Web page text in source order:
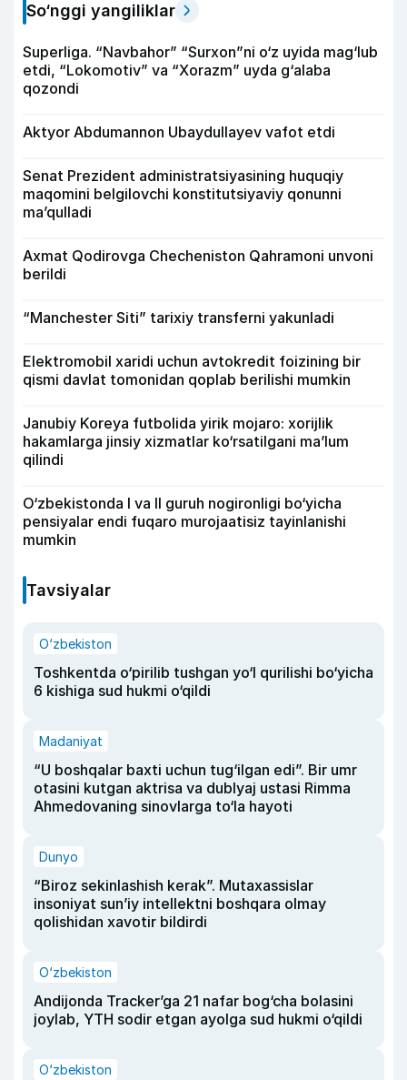
So‘nggi yangiliklar
Superliga. “Navbahor” “Surxon”ni o‘z uyida mag‘lub
etdi, “Lokomotiv” va “Xorazm” uyda g‘alaba
qozondi
Aktyor Abdu­mannon Ubaydullayev vafot etdi
Senat Prezident administratsiyasining huquqiy
maqomini belgilovchi konstitutsiyaviy qonunni
ma’qulladi
Axmat Qodirovga Checheniston Qahramoni unvoni
berildi
“Manchester Siti” tarixiy transferni yakunladi
Elektromobil xaridi uchun avtokredit foizining bir
qismi davlat tomonidan qoplab berilishi mumkin
Janubiy Koreya futbolida yirik mojaro: xorijlik
hakamlarga jinsiy xizmatlar ko‘rsatilgani ma’lum
qilindi
O‘zbekistonda I va II guruh nogironligi bo‘yicha
pensiyalar endi fuqaro murojaatisiz tayinlanishi
mumkin
Tavsiyalar
O‘zbekiston
Toshkentda o‘pirilib tushgan yo‘l qurilishi bo‘yicha
6 kishiga sud hukmi o‘qildi
Madaniyat
“U boshqalar baxti uchun tug‘ilgan edi”. Bir umr
otasini kutgan aktrisa va dublyaj ustasi Rimma
Ahmedovaning sinovlarga to‘la hayoti
Dunyo
“Biroz sekinlashish kerak”. Mutaxassislar
insoniyat sun’iy intellektni boshqara olmay
qolishidan xavotir bildirdi
O‘zbekiston
Andijonda Tracker’ga 21 nafar bog‘cha bolasini
joylab, YTH sodir etgan ayolga sud hukmi o‘qildi
O‘zbekiston